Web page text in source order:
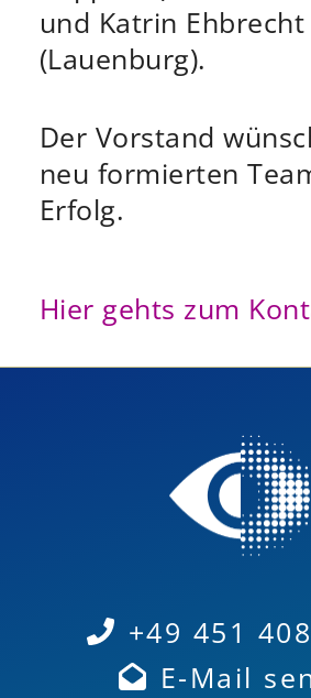
und Katrin Ehbrecht
(Lauenburg).
Der Vorstand
neu formierten
Erfolg.
Hier gehts zum
+49 451
E-Mail